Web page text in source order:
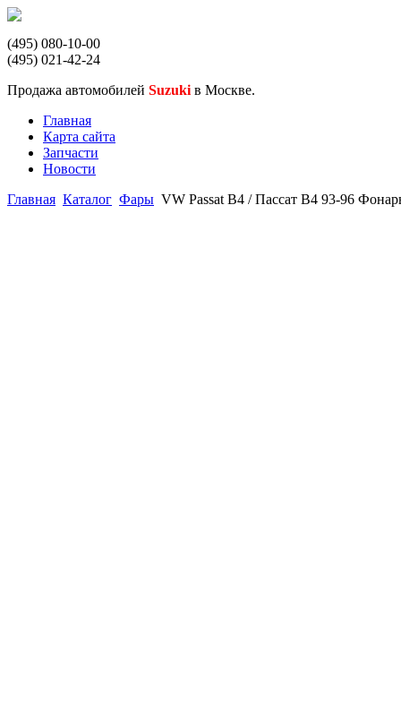
(495) 080-10-00
(495) 021-42-24
Продажа автомобилей Suzuki в Москве.
Главная
Карта сайта
Запчасти
Новости
Главная Каталог Фары VW Passat B4 / Пассат В4 93-96